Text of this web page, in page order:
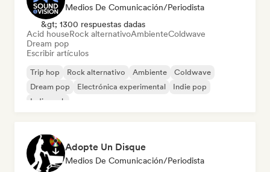
Medios De Comunicación/Periodista
&gt; 1300 respuestas dadas
Acid houseRock alternativoAmbienteColdwave
Dream pop
Escribir artículos
Trip hop Rock alternativo Ambiente
Coldwave
Dream pop
Electrónica experimental
Indie pop
Indie rock
Adopte Un Disque
Medios De Comunicación/Periodista